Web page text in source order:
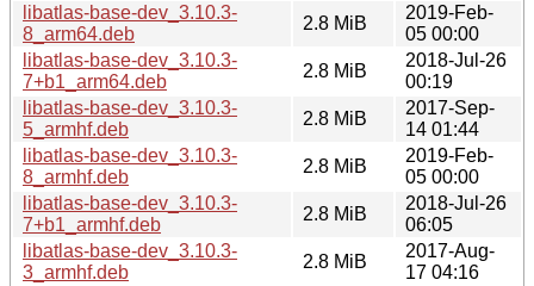
libatlas-base-dev_3.10.3-
8_arm64.deb
2.8 MiB
2019-Feb-
05 00:00
libatlas-base-dev_3.10.3-
7+b1_arm64.deb
2.8 MiB
2018-Jul-26
00:19
libatlas-base-dev_3.10.3-
5_armhf.deb
2.8 MiB
2017-Sep-
14 01:44
libatlas-base-dev_3.10.3-
8_armhf.deb
2.8 MiB
2019-Feb-
05 00:00
libatlas-base-dev_3.10.3-
7+b1_armhf.deb
2.8 MiB
2018-Jul-26
06:05
libatlas-base-dev_3.10.3-
3_armhf.deb
2.8 MiB
2017-Aug-
17 04:16